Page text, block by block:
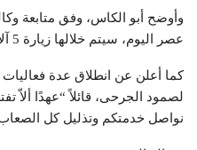
وأوضح أبو الكاس، وفق متابعة
عصر اليوم، سيتم خلالها زيارة 5 آلاف جريح في كافة محافظات غزة.
كما أعلن عن انطلاق عدة فعاليات
لصمود الجرحى، قائلاً “عهدًا ألاّ
نواصل خدمتكم وتذليل كل